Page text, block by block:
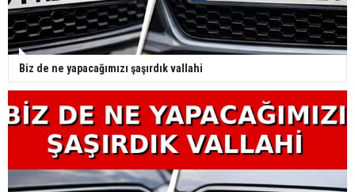
Biz de ne yapacağımızı şaşırdık vallahi